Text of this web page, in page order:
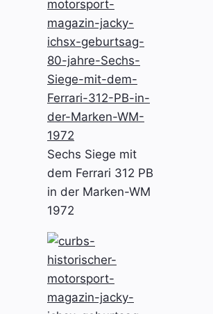
Sechs Siege mit
dem Ferrari 312 PB
in der Marken-WM
1972